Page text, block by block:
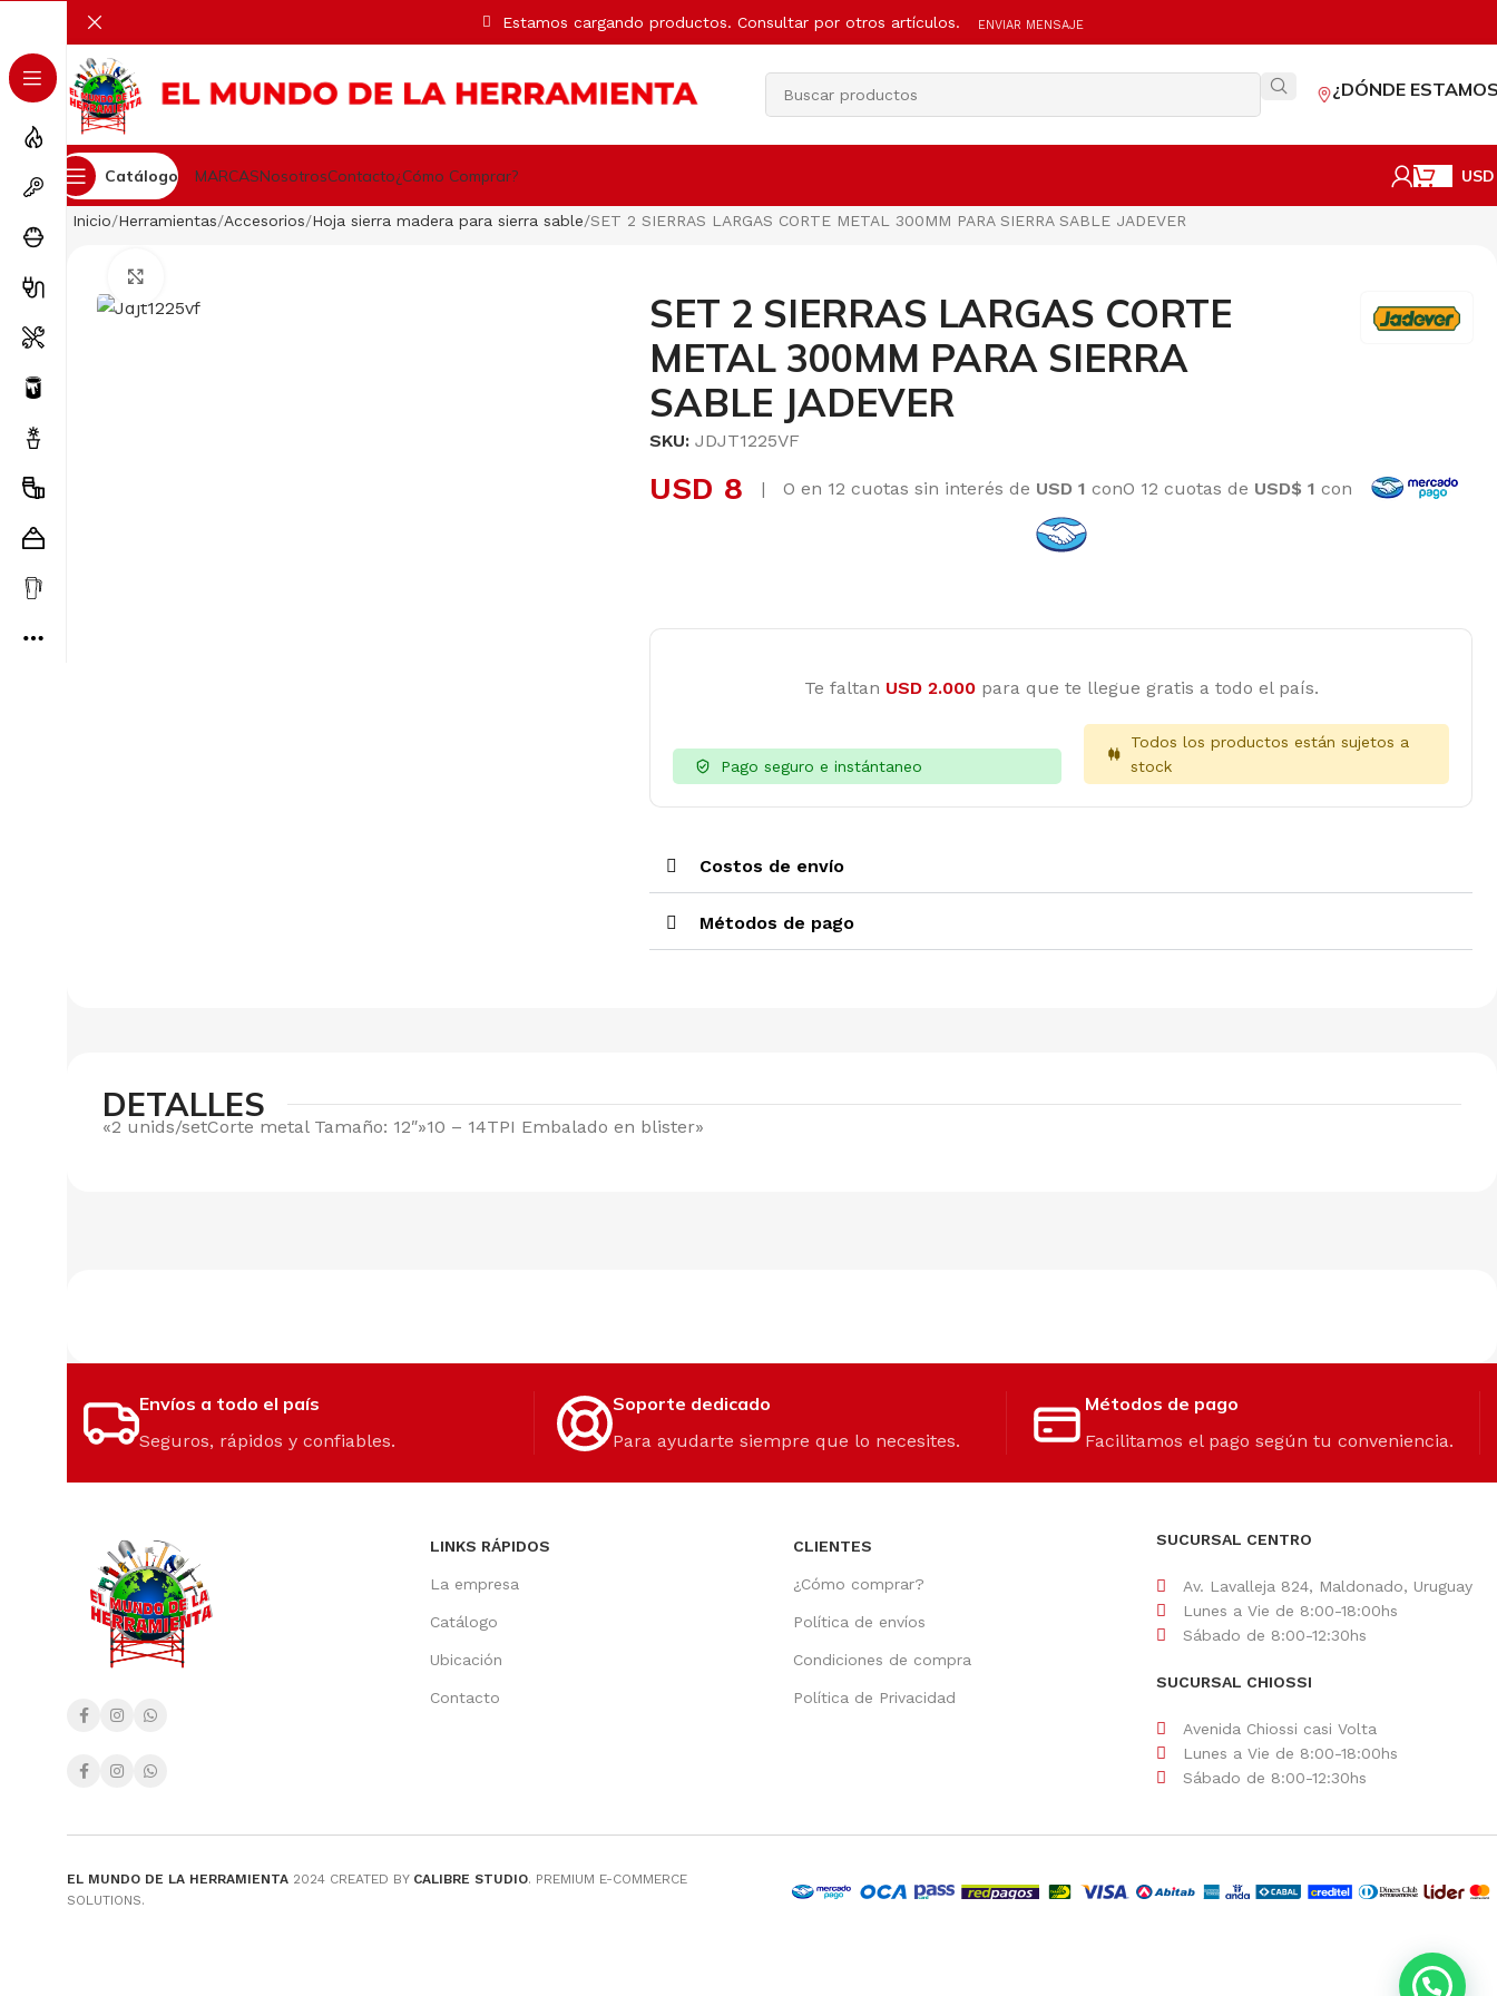
¿DÓNDE
Catálogo MARCASNosotrosContacto¿Cómo Comprar? USD
Inicio Herramientas Accesorios Hoja sierra madera para sierra sable SET 2 SIERRAS LARGAS CORTE METAL 300MM PARA SIERRA SABLE JADEVER
SET 2 SIERRAS LARGAS CORTE
METAL 300MM PARA SIERRA
SABLE JADEVER
SKU: JDJT1225VF
USD 8 | O en 12 cuotas sin interés de USD 1 conO 12 cuotas de USD$ 1 con
Te faltan USD2.000para que te llegue gratis a todo el país.
Pago seguro e instántaneo
Todos los productos están sujetos a
stock
Costos de envío
Métodos de pago
DETALLES
«2 unids/setCorte metal Tamaño: 12″»10 – 14TPI Embalado en blister»
Envíos a todo el país
Seguros, rápidos y confiables.
Soporte dedicado
Para ayudarte siempre que lo necesites.
Métodos de pago
Facilitamos el pago según tu conveniencia.
LINKS RÁPIDOS
La empresa
Catálogo
Ubicación
Contacto
CLIENTES
¿Cómo comprar?
Política de envíos
Condiciones de compra
Política de Privacidad
SUCURSAL CENTRO
Av. Lavalleja 824, Maldonado, Uruguay
Lunes a Vie de 8:00-18:00hs
Sábado de 8:00-12:30hs
SUCURSAL CHIOSSI
Avenida Chiossi casi Volta
Lunes a Vie de 8:00-18:00hs
Sábado de 8:00-12:30hs
EL MUNDO DE LA HERRAMIENTA 2024 CREATED BY CALIBRE STUDIO. PREMIUM E-COMMERCE
SOLUTIONS.
Estamos cargando productos. Consultar por otros artículos. ENVIAR MENSAJE